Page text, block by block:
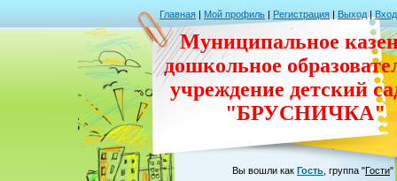
Главная | Мой профиль | Регистрация | Выход | Вход
Муниципальное
дошкольное
учреждение детский
"БРУСНИЧКА"
Вы вошли как Гость группа "Гости"